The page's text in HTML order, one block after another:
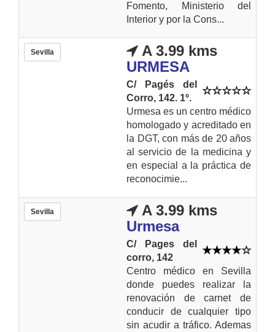
Fomento, Ministerio del
Interior y por la Cons...
Sevilla
A 3.99 kms
URMESA
C/ Pagés del
Corro, 142. 1º.
Urmesa es un centro médico
homologado y acreditado en
la DGT, con más de 20 años
al servicio de la medicina y
en especial a la práctica de
reconocimie...
Sevilla
A 3.99 kms
Urmesa
C/ Pages del
corro, 142
Centro médico en Sevilla
donde puedes realizar la
renovación de carnet de
conducir de cualquier tipo
sin acudir a tráfico. Ademas